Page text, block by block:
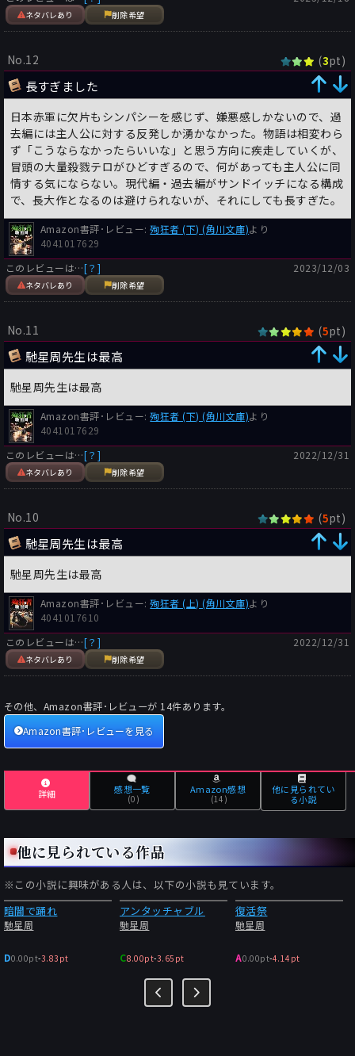
ネタバレあり 削除希望
No.12 (3pt)
長すぎました
日本赤軍に欠片もシンパシーを感じず、嫌悪感しかないので、過
去編には主人公に対する反発しか湧かなかった。物語は相変わら
ず「こうならなかったらいいな」と思う方向に疾走していくが、
冒頭の大量殺戮テロがひどすぎるので、何があっても主人公に同
情する気にならない。現代編・過去編がサンドイッチになる構成
で、長大作となるのは避けられないが、それにしても長すぎた。
Amazon書評･レビュー:殉狂者 (下) (角川文庫)より
4041017629
このレビューは…[？]
ネタバレあり 削除希望
2023/12/03
No.11 (5pt)
馳星周先生は最高
馳星周先生は最高
Amazon書評･レビュー:殉狂者 (下) (角川文庫)より
4041017629
このレビューは…[？]
ネタバレあり 削除希望
2022/12/31
No.10 (5pt)
馳星周先生は最高
馳星周先生は最高
Amazon書評･レビュー:殉狂者 (上) (角川文庫)より
4041017610
このレビューは…[？]
ネタバレあり 削除希望
2022/12/31
その他、Amazon書評･レビューが14件あります。
Amazon書評･レビューを見る
詳細 感想一覧
(0)
Amazon感想
(14)
他に見られてい
る小説
他に見られている作品
※この小説に興味がある人は、以下の小説も見ています。
暗闇で踊れ
馳星周
D0.00pt-3.83pt
アンタッチャブル
馳星周
C8.00pt-3.65pt
復活祭
馳星周
A0.00pt-4.14pt